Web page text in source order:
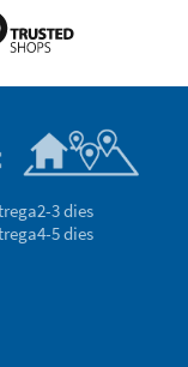
2-3 dies
4-5 dies